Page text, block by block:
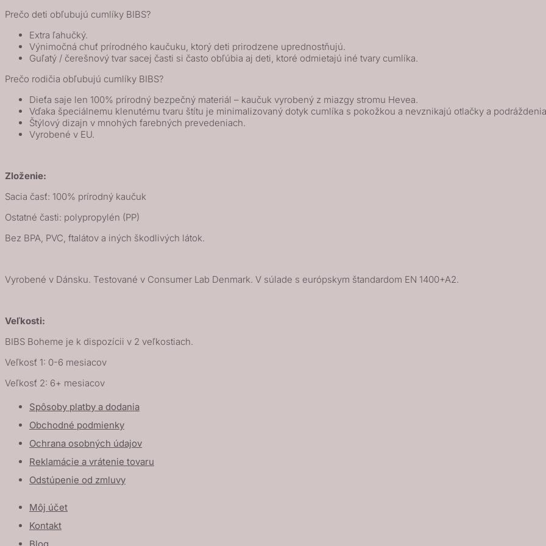
Blush
Prečo deti obľubujú cumlíky BIBS?
Extra ľahučký.
Výnimočná chuť prírodného kaučuku, ktorý deti prirodzene uprednostňujú.
Guľatý / čerešnový tvar sacej časti si často obľúbia aj deti, ktoré odmietajú iné tvary cumlíka.
Prečo rodičia obľubujú cumlíky BIBS?
Dieťa saje len 100% prírodný bezpečný materiál – kaučuk vyrobený z miazgy stromu Hevea.
Vďaka špeciálnemu klenutému tvaru štítu je minimalizovaný dotyk cumlíka s pokožkou a nevznikajú otlačky a
Štýlový dizajn v mnohých farebných prevedeniach.
Vyrobené v EU.
Zloženie:
Sacia časť: 100% prírodný kaučuk
Ostatné časti: polypropylén (PP)
Bez BPA, PVC, ftalátov a iných škodlivých látok.
Vyrobené v Dánsku. Testované v Consumer Lab Denmark. V súlade s európskym štandardom EN 1400+A2.
Veľkosti:
BIBS Boheme je k dispozícii v 2 veľkostiach.
Veľkosť 1: 0-6 mesiacov
Veľkosť 2: 6+ mesiacov
Spôsoby platby a dodania
Obchodné podmienky
Ochrana osobných údajov
Reklamácie a vrátenie tovaru
Odstúpenie od zmluvy
Môj účet
Kontakt